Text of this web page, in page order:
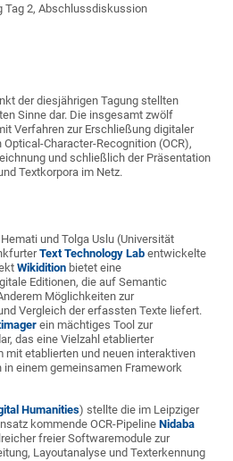
2, Abschlussdiskussion
der diesjährigen Tagung stellten
Sinne dar. Die insgesamt zwölf
Verfahren zur Erschließung digitaler
Character-Recognition (OCR),
und schließlich der Präsentation
Textkorpora im Netz.
und Tolga Uslu (Universität
Text Technology Lab entwickelte
Wikidition bietet eine
Editionen, die auf Semantic
Möglichkeiten zur
Vergleich der erfassten Texte liefert.
ein mächtiges Tool zur
das eine Vielzahl etablierter
mit etablierten und neuen interaktiven
einem gemeinsamen Framework
Humanities) stellte die im Leipziger
kommende OCR-PipelineNidaba
freier Softwaremodule zur
Layoutanalyse und Texterkennung